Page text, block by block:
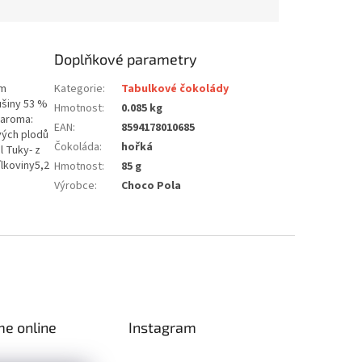
53 %
plodů
Tuky- z
Doplňkové parametry
Kategorie:
Tabulkové čokolády
Hmotnost:
0.085 kg
EAN:
8594178010685
Čokoláda:
hořká
Hmotnost:
85 g
Výrobce: Choco Pola
online
Instagram